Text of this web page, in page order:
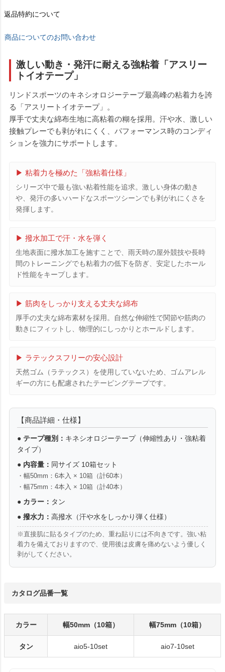
返品特約について
商品についてのお問い合わせ
激しい動き・発汗に耐える強粘着「アスリー
トイオテープ」
リンドスポーツのキネシオロジーテープ最高峰の粘着力を誇
る「アスリートイオテープ」。
厚手で丈夫な綿布生地に高粘着の糊を採用。汗や水、激しい
接触プレーでも剥がれにくく、パフォーマンス時のコンディ
ションを強力にサポートします。
▶ 粘着力を極めた「強粘着仕様」
シリーズ中で最も強い粘着性能を追求。激しい身体の動き
や、発汗の多いハードなスポーツシーンでも剥がれにくさを
発揮します。
▶ 撥水加工で汗・水を弾く
生地表面に撥水加工を施すことで、雨天時の屋外競技や長時
間のトレーニングでも粘着力の低下を防ぎ、安定したホール
ド性能をキープします。
▶ 筋肉をしっかり支える丈夫な綿布
厚手の丈夫な綿布素材を採用。自然な伸縮性で関節や筋肉の
動きにフィットし、物理的にしっかりとホールドします。
▶ ラテックスフリーの安心設計
天然ゴム（ラテックス）を使用していないため、ゴムアレル
ギーの方にも配慮されたテーピングテープです。
【商品詳細・仕様】
● テープ種別： キネシオロジーテープ（伸縮性あり・強粘着
タイプ）
● 内容量： 同サイズ 10箱セット
・幅50mm：6本入 × 10箱（計60本）
・幅75mm：4本入 × 10箱（計40本）
● カラー： タン
● 撥水力： 高撥水（汗や水をしっかり弾く仕様）
※直接肌に貼るタイプのため、重ね貼りには不向きです。強い粘
着力を備えておりますので、使用後は皮膚を痛めないよう優しく
剥がしてください。
カタログ品番一覧
カラー 幅50mm（10箱） 幅75mm（10箱）
タン aio5-10set aio7-10set